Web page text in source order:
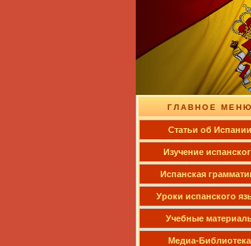
ГЛАВНОЕ МЕНЮ
Cтатьи об Испании
Изучение
Испанская
Уроки испанского
Учебные
Медиа-Библиотека